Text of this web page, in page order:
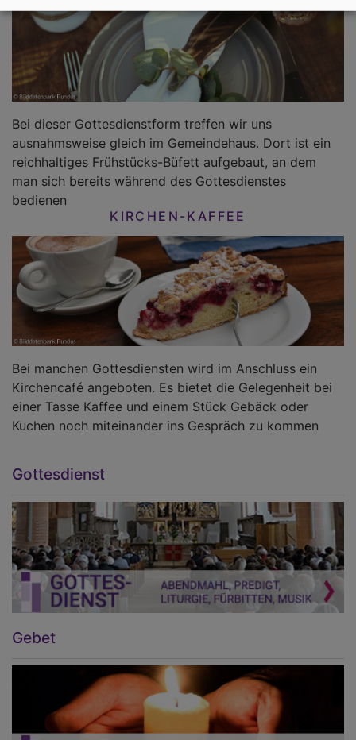
Bei dieser Gottesdienstform treffen wir uns
ausnahmsweise gleich im Gemeindehaus. Dort ist ein
reichhaltiges Frühstücks-Büfett aufgebaut, an dem
man sich bereits während des Gottesdienstes
bedienen
KIRCHEN-KAFFEE
Bei manchen Gottesdiensten wird im Anschluss ein
Kirchencafé angeboten. Es bietet die Gelegenheit bei
einer Tasse Kaffee und einem Stück Gebäck oder
Kuchen noch miteinander ins Gespräch zu kommen
Gottesdienst
Gebet